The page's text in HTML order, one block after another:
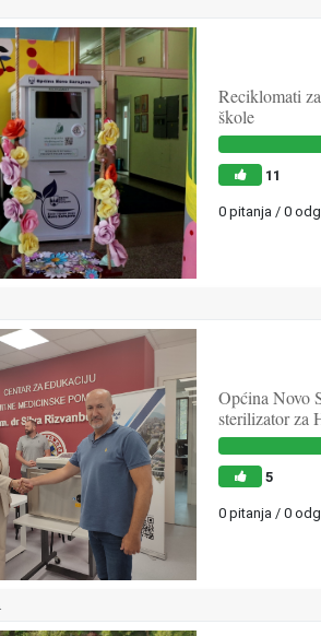
Reciklomati
škole
11
0 pitanja / 0
Općina Novo
sterilizator za
5
0 pitanja / 0